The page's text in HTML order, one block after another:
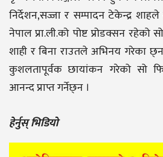
निर्देशन,सज्जा र सम्पादन टेकेन्द्र
नेपाल प्रा.ली.को पोष्ट प्रोडक्सन
शाही र बिना राउतले अभिनय गरेका
कुशलतापूर्वक छायांकन गरेको सो
आनन्द प्राप्त गर्नेछ्न ।
हेर्नुस् भिडियो